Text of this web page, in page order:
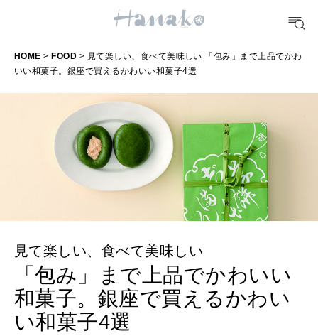
FOOD
TRAVEL
どこ行く？
FORTUNE
明日のわたし
[12星座別] Weekly Holoscope
[12星座別] Monthly Love Holoscope
女神まり愛のタロットメッセージ
算命学がわかる今月のあなた
HEALTH
自分にやさしく
HOME > FOOD > 見て楽しい、食べて美味しい 「包み」まで上品でかわ
いい和菓子。銀座で買えるかわいい和菓子4選
見て楽しい、食べて美味しい
「包み」まで上品でかわいい
和菓子。銀座で買えるかわい
い和菓子4選